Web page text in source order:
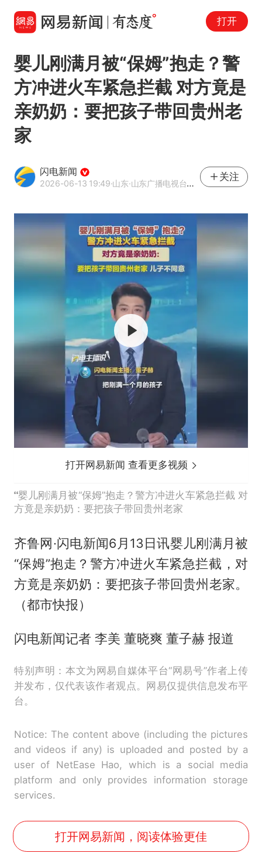
打开
婴儿刚满月被“保姆”抱走？警
方冲进火车紧急拦截 对方竟是
亲奶奶：要把孩子带回贵州老
家
闪电新闻
2026-06-13 19:49·山东·山东广播电视台官方APP闪电新闻
关注
打开网易新闻 查看更多视频
婴儿刚满月被“保姆”抱走？警方冲进火车紧急拦截 对
方竟是亲奶奶：要把孩子带回贵州老家
齐鲁网·闪电新闻6月13日讯婴儿刚满月被
“保姆”抱走？警方冲进火车紧急拦截，对
方竟是亲奶奶：要把孩子带回贵州老家。
（都市快报）
闪电新闻记者 李美 董晓爽 董子赫 报道
特别声明：本文为网易自媒体平台“网易号”作者上传
并发布，仅代表该作者观点。网易仅提供信息发布平
台。
Notice: The content above (including the pictures
and videos if any) is uploaded and posted by a
user of NetEase Hao, which is a social media
platform and only provides information storage
services.
打开网易新闻，阅读体验更佳